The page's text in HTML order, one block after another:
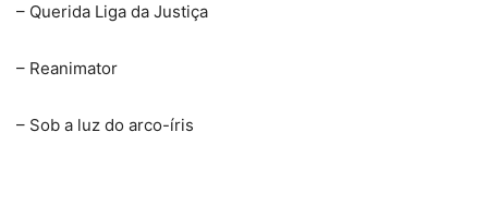
– Querida Liga da Justiça
– Reanimator
– Sob a luz do arco-íris